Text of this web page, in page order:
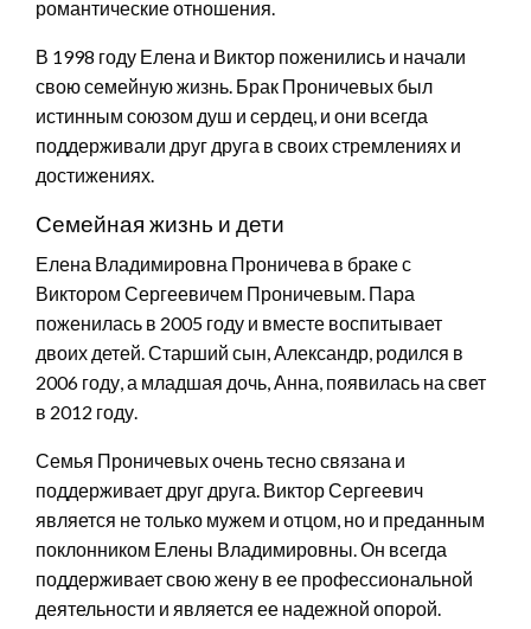
романтические отношения.
В 1998 году Елена и Виктор поженились и начали
свою семейную жизнь. Брак Проничевых был
истинным союзом душ и сердец, и они всегда
поддерживали друг друга в своих стремлениях и
достижениях.
Семейная жизнь и дети
Елена Владимировна Проничева в браке с
Виктором Сергеевичем Проничевым. Пара
поженилась в 2005 году и вместе воспитывает
двоих детей. Старший сын, Александр, родился в
2006 году, а младшая дочь, Анна, появилась на свет
в 2012 году.
Семья Проничевых очень тесно связана и
поддерживает друг друга. Виктор Сергеевич
является не только мужем и отцом, но и преданным
поклонником Елены Владимировны. Он всегда
поддерживает свою жену в ее профессиональной
деятельности и является ее надежной опорой.